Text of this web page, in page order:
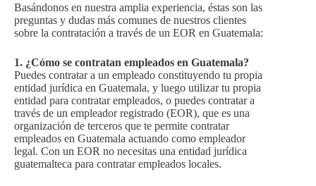
Basándonos en nuestra amplia experiencia, éstas son las
preguntas y dudas más comunes de nuestros clientes
sobre la contratación a través de un EOR en Guatemala:
1. ¿Cómo se contratan empleados en Guatemala?
Puedes contratar a un empleado constituyendo tu propia
entidad jurídica en Guatemala, y luego utilizar tu propia
entidad para contratar empleados, o puedes contratar a
través de un empleador registrado (EOR), que es una
organización de terceros que te permite contratar
empleados en Guatemala actuando como empleador
legal. Con un EOR no necesitas una entidad jurídica
guatemalteca para contratar empleados locales.